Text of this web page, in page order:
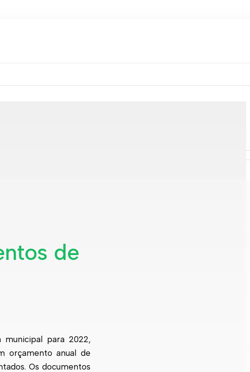
de
para 2022,
orçamento anual de
Os documentos